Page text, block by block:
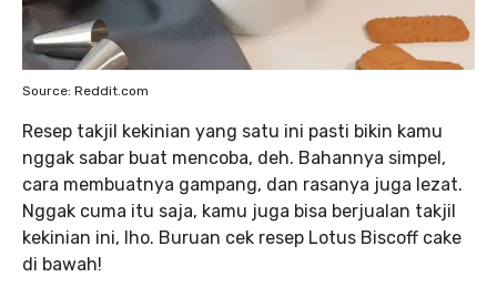
Source: Reddit.com
Resep takjil kekinian yang satu ini pasti bikin kamu
nggak sabar buat mencoba, deh. Bahannya simpel,
cara membuatnya gampang, dan rasanya juga lezat.
Nggak cuma itu saja, kamu juga bisa berjualan takjil
kekinian ini, lho. Buruan cek resep Lotus Biscoff cake
di bawah!